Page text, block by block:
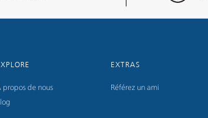
propos de nous
EXTRAS
Référez un ami